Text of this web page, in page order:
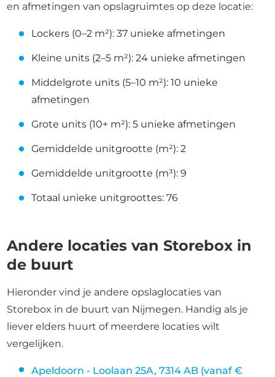
en afmetingen van opslagruimtes op deze locatie:
Lockers (0–2 m²): 37 unieke afmetingen
Kleine units (2–5 m²): 24 unieke afmetingen
Middelgrote units (5–10 m²): 10 unieke
afmetingen
Grote units (10+ m²): 5 unieke afmetingen
Gemiddelde unitgrootte (m²): 2
Gemiddelde unitgrootte (m³): 9
Totaal unieke unitgroottes: 76
Andere locaties van Storebox in
de buurt
Hieronder vind je andere opslaglocaties van
Storebox in de buurt van Nijmegen. Handig als je
liever elders huurt of meerdere locaties wilt
vergelijken.
Apeldoorn - Loolaan 25A, 7314 AB (vanaf €